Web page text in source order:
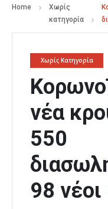
Home
Χωρίς
κατηγορία
Χωρίς Κατηγορία
νέα
550
98 νέοι